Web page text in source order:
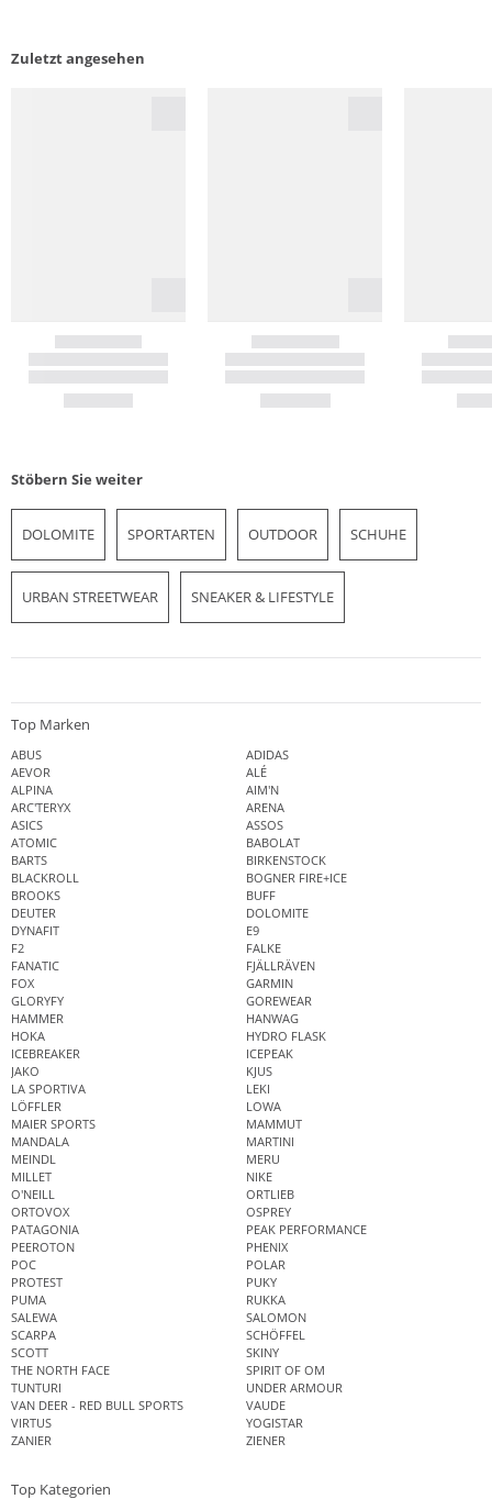
Zuletzt angesehen
Stöbern Sie weiter
DOLOMITE SPORTARTEN OUTDOOR SCHUHE
URBAN STREETWEAR SNEAKER & LIFESTYLE
Top Marken
ABUS
ADIDAS
AEVOR
ALÉ
ALPINA
AIM'N
ARC'TERYX
ARENA
ASICS
ASSOS
ATOMIC
BABOLAT
BARTS
BIRKENSTOCK
BLACKROLL
BOGNER FIRE+ICE
BROOKS
BUFF
DEUTER
DOLOMITE
DYNAFIT
E9
F2
FALKE
FANATIC
FJÄLLRÄVEN
FOX
GARMIN
GLORYFY
GOREWEAR
HAMMER
HANWAG
HOKA
HYDRO FLASK
ICEBREAKER
ICEPEAK
JAKO
KJUS
LA SPORTIVA
LEKI
LÖFFLER
LOWA
MAIER SPORTS
MAMMUT
MANDALA
MARTINI
MEINDL
MERU
MILLET
NIKE
O'NEILL
ORTLIEB
ORTOVOX
OSPREY
PATAGONIA
PEAK PERFORMANCE
PEEROTON
PHENIX
POC
POLAR
PROTEST
PUKY
PUMA
RUKKA
SALEWA
SALOMON
SCARPA
SCHÖFFEL
SCOTT
SKINY
THE NORTH FACE
SPIRIT OF OM
TUNTURI
UNDER ARMOUR
VAN DEER - RED BULL SPORTS
VAUDE
VIRTUS
YOGISTAR
ZANIER
ZIENER
Top Kategorien